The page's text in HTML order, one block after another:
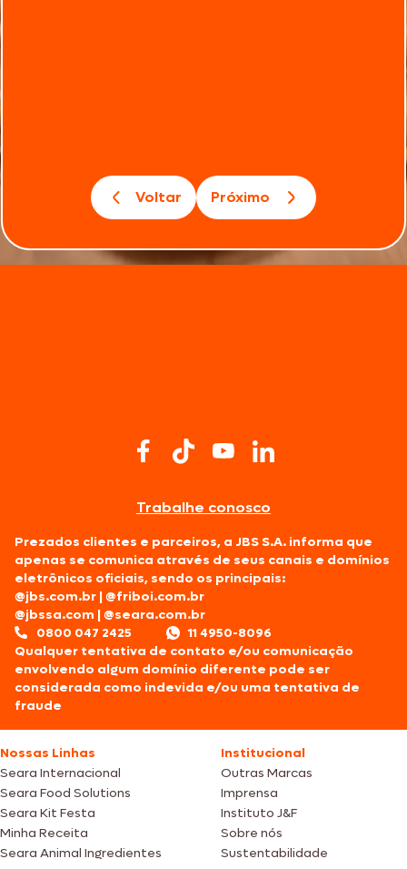
Voltar Próximo
Trabalhe conosco
Prezados clientes e parceiros, a JBS S.A. informa que
apenas se comunica através de seus canais e domínios
eletrônicos oficiais, sendo os principais:
@jbs.com.br |@friboi.com.br
@jbssa.com |@seara.com.br
0800 047 2425
11 4950-8096
Qualquer tentativa de contato e/ou comunicação
envolvendo algum domínio diferente pode ser
considerada como indevida e/ou uma tentativa de
fraude
Nossas Linhas
Seara Internacional
Seara Food Solutions
Seara Kit Festa
Minha Receita
Seara Animal Ingredientes
Institucional
Outras Marcas
Imprensa
Instituto J&F
Sobre nós
Sustentabilidade